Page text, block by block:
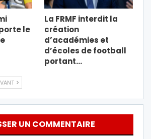
le
La FRMF interdit la
création
d’académies et
d’écoles de football
portant…
UN COMMENTAIRE